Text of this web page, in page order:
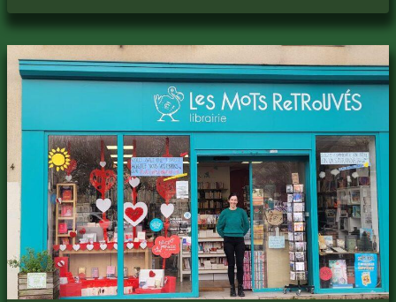
FIN
D’ANNÉE
2025